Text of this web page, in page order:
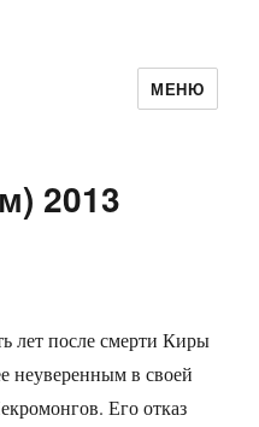
МЕНЮ
2013
лет после смерти Киры
неуверенным в своей
Его отказ